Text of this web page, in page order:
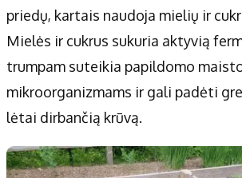
priedų, kartais naudoja mielių ir
Mielės ir cukrus sukuria aktyvią
trumpam suteikia papildomo
mikroorganizmams ir gali padėti
lėtai dirbančią krūvą.